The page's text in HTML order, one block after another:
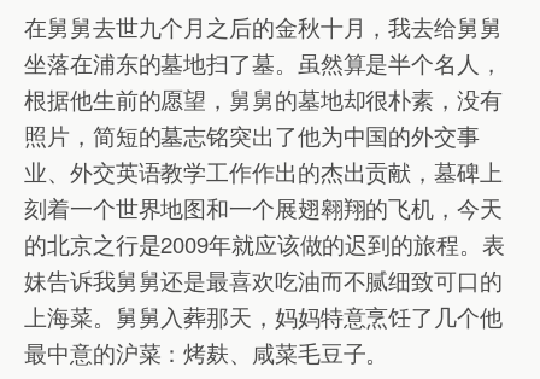
在舅舅去世九个月之后的金秋十月，我去给舅舅
坐落在浦东的墓地扫了墓。虽然算是半个名人，
根据他生前的愿望，舅舅的墓地却很朴素，没有
照片，简短的墓志铭突出了他为中国的外交事
业、外交英语教学工作作出的杰出贡献，墓碑上
刻着一个世界地图和一个展翅翱翔的飞机，今天
的北京之行是2009年就应该做的迟到的旅程。表
妹告诉我舅舅还是最喜欢吃油而不腻细致可口的
上海菜。舅舅入葬那天，妈妈特意烹饪了几个他
最中意的沪菜：烤麸、咸菜毛豆子。